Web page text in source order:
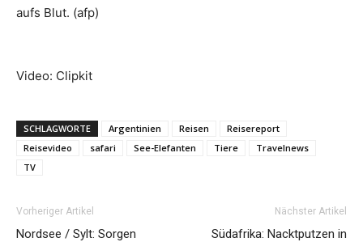
aufs Blut. (afp)
Video: Clipkit
SCHLAGWORTE Argentinien Reisen
Reisereport
Reisevideo
safari See-Elefanten Tiere
Travelnews
TV
Vorheriger Artikel
Nordsee / Sylt: Sorgen
Nächster Artikel
Südafrika: Nacktputzen in